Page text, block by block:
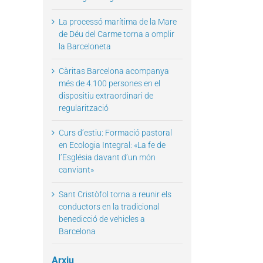
La processó marítima de la Mare
de Déu del Carme torna a omplir
la Barceloneta
Càritas Barcelona acompanya
més de 4.100 persones en el
dispositiu extraordinari de
regularització
Curs d’estiu: Formació pastoral
en Ecologia Integral: «La fe de
l’Església davant d’un món
canviant»
Sant Cristòfol torna a reunir els
conductors en la tradicional
benedicció de vehicles a
Barcelona
Arxiu